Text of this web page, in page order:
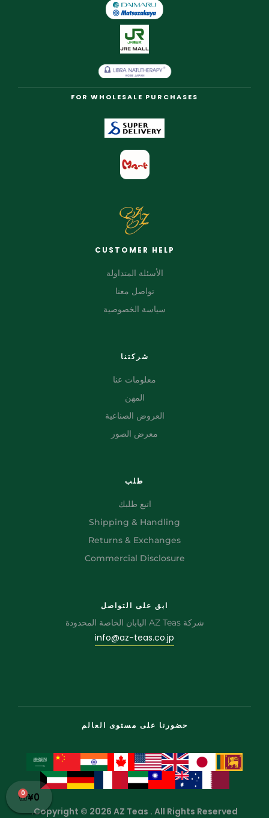
¥0
0
FOR WHOLESALE PURCHASES
CUSTOMER HELP
الأسئلة المتداولة
تواصل معنا
سياسة الخصوصية
شركتنا
معلومات عنا
المهن
العروض الصناعية
معرض الصور
طلب
اتبع طلبك
Shipping & Handling
Returns & Exchanges
Commercial Disclosure
ابق على التواصل
شركة AZ Teas اليابان الخاصة المحدودة
info@az-teas.co.jp
حضورنا على مستوى العالم
Copyright © 2026 AZ Teas . All Rights Reserved.